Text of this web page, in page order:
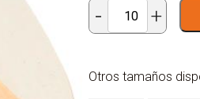
Mini
cajitas
tapa
- +
Otros tamaños